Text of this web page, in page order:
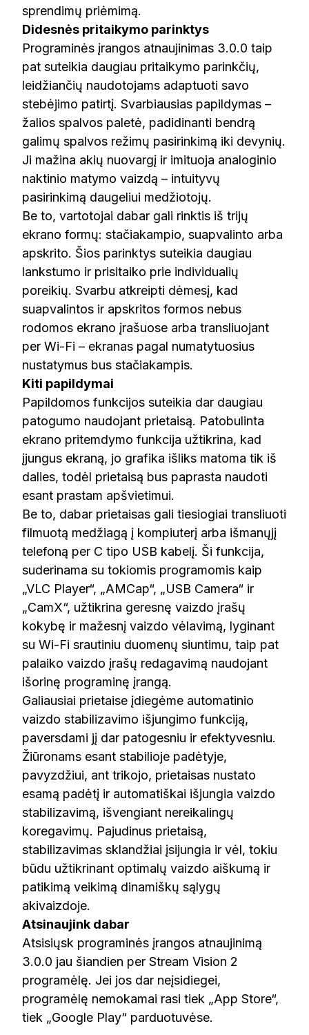
sprendimų priėmimą.
Didesnės pritaikymo parinktys
Programinės įrangos atnaujinimas 3.0.0 taip
pat suteikia daugiau pritaikymo parinkčių,
leidžiančių naudotojams adaptuoti savo
stebėjimo patirtį. Svarbiausias papildymas –
žalios spalvos paletė, padidinanti bendrą
galimų spalvos režimų pasirinkimą iki devynių.
Ji mažina akių nuovargį ir imituoja analoginio
naktinio matymo vaizdą – intuityvų
pasirinkimą daugeliui medžiotojų.
Be to, vartotojai dabar gali rinktis iš trijų
ekrano formų: stačiakampio, suapvalinto arba
apskrito. Šios parinktys suteikia daugiau
lankstumo ir prisitaiko prie individualių
poreikių. Svarbu atkreipti dėmesį, kad
suapvalintos ir apskritos formos nebus
rodomos ekrano įrašuose arba transliuojant
per Wi-Fi – ekranas pagal numatytuosius
nustatymus bus stačiakampis.
Kiti papildymai
Papildomos funkcijos suteikia dar daugiau
patogumo naudojant prietaisą. Patobulinta
ekrano pritemdymo funkcija užtikrina, kad
įjungus ekraną, jo grafika išliks matoma tik iš
dalies, todėl prietaisą bus paprasta naudoti
esant prastam apšvietimui.
Be to, dabar prietaisas gali tiesiogiai transliuoti
filmuotą medžiagą į kompiuterį arba išmanųjį
telefoną per C tipo USB kabelį. Ši funkcija,
suderinama su tokiomis programomis kaip
„VLC Player“, „AMCap“, „USB Camera“ ir
„CamX“, užtikrina geresnę vaizdo įrašų
kokybę ir mažesnį vaizdo vėlavimą, lyginant
su Wi-Fi srautiniu duomenų siuntimu, taip pat
palaiko vaizdo įrašų redagavimą naudojant
išorinę programinę įrangą.
Galiausiai prietaise įdiegėme automatinio
vaizdo stabilizavimo išjungimo funkciją,
paversdami jį dar patogesniu ir efektyvesniu.
Žiūronams esant stabilioje padėtyje,
pavyzdžiui, ant trikojo, prietaisas nustato
esamą padėtį ir automatiškai išjungia vaizdo
stabilizavimą, išvengiant nereikalingų
koregavimų. Pajudinus prietaisą,
stabilizavimas sklandžiai įsijungia ir vėl, tokiu
būdu užtikrinant optimalų vaizdo aiškumą ir
patikimą veikimą dinamiškų sąlygų
akivaizdoje.
Atsinaujink dabar
Atsisiųsk programinės įrangos atnaujinimą
3.0.0 jau šiandien per Stream Vision 2
programėlę. Jei jos dar neįsidiegei,
programėlę nemokamai rasi tiek „App Store“,
tiek „Google Play“ parduotuvėse.